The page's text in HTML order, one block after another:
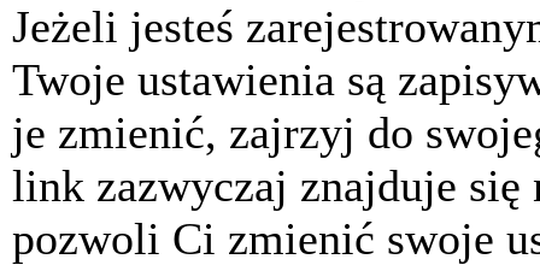
Jeżeli jesteś
Twoje ustawienia są
je zmienić, zajrzyj do
link zazwyczaj znajduje się
pozwoli Ci zmienić swoje